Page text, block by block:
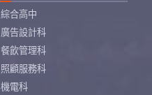
綜合高中
廣告設計科
餐飲管理科
照顧服務科
機電科